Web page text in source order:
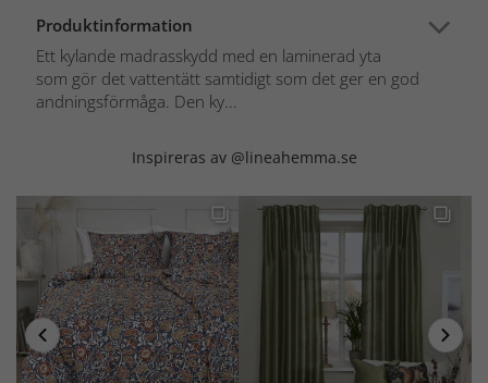
Produktinformation
Ett kylande madrasskydd med en laminerad yta
som gör det vattentätt samtidigt som det ger en god
andningsförmåga. Den ky...
Inspireras av @lineahemma.se